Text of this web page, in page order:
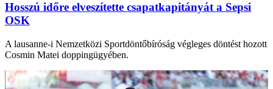
Hosszú időre elveszítette csapatkapitányát a Sepsi
OSK
A lausanne-i Nemzetközi Sportdöntőbíróság végleges döntést hozott
Cosmin Matei doppingügyében.